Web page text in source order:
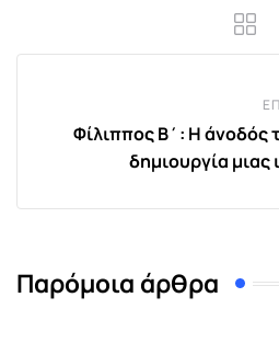
Φίλιππος Β΄: Η άνοδός
δημιουργία
Παρόμοια άρθρα